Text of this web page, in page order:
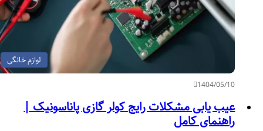
لوازم خانگی
1404/05/10
عیب یابی مشکلات رایج کولر گازی پاناسونیک |
راهنمای کامل